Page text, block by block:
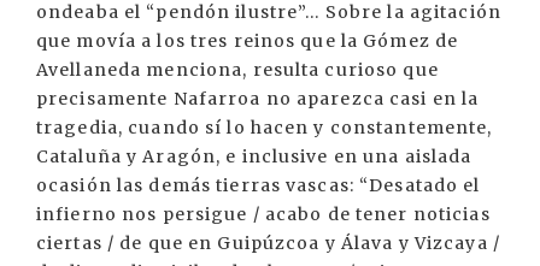
ondeaba el “pendón ilustre”... Sobre la agitación
que movía a los tres reinos que la Gómez de
Avellaneda menciona, resulta curioso que
precisamente Nafarroa no aparezca casi en la
tragedia, cuando sí lo hacen y constantemente,
Cataluña y Aragón, e inclusive en una aislada
ocasión las demás tierras vascas: “Desatado el
infierno nos persigue / acabo de tener noticias
ciertas / de que en Guipúzcoa y Álava y Vizcaya /